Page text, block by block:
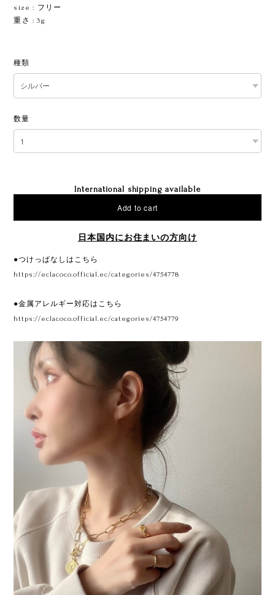
size : フリー
重さ : 3g
種類
数量
International shipping available
Add to cart
日本国内にお住まいの方向け
●つけっぱなしはこちら
https://eclacoco.official.ec/categories/4754778
●金属アレルギー対応はこちら
https://eclacoco.official.ec/categories/4754779